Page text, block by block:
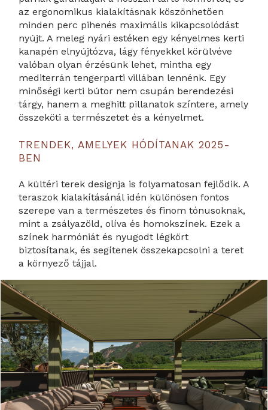
az ergonomikus kialakításnak köszönhetően
minden perc pihenés maximális kikapcsolódást
nyújt. A meleg nyári estéken egy kényelmes kerti
kanapén elnyújtózva, lágy fényekkel körülvéve
valóban olyan érzésünk lehet, mintha egy
mediterrán tengerparti villában lennénk. Egy
minőségi kerti bútor nem csupán berendezési
tárgy, hanem a meghitt pillanatok színtere, amely
összeköti a természetet és a kényelmet.
TRENDEK, AMELYEK HÓDÍTANAK 2025-
BEN
A kültéri terek designja is folyamatosan fejlődik. A
teraszok kialakításánál idén különösen fontos
szerepe van a természetes és finom tónusoknak,
mint a zsályazöld, olíva és homokszínek. Ezek a
színek harmóniát és nyugodt légkört
biztosítanak, és segítenek összekapcsolni a teret
a környező tájjal.